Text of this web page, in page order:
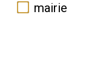
mairie